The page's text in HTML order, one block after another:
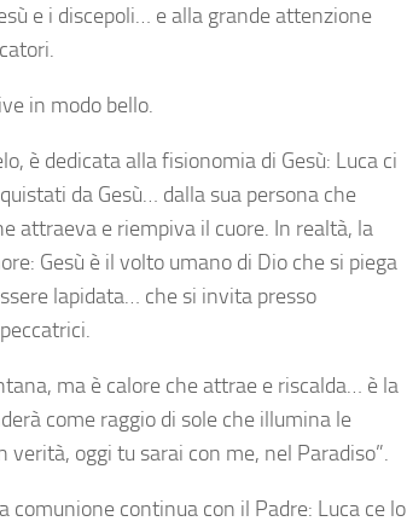
e i discepoli… e alla grande attenzione
in modo bello.
è dedicata alla fisionomia di Gesù: Luca ci
da Gesù… dalla sua persona che
attraeva e riempiva il cuore. In realtà, la
Gesù è il volto umano di Dio che si piega
lapidata… che si invita presso
ma è calore che attrae e riscalda… è la
come raggio di sole che illumina le
oggi tu sarai con me, nel Paradiso”.
comunione continua con il Padre: Luca ce lo